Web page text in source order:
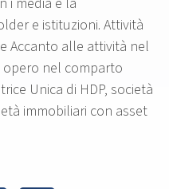
e istituzioni. Attività
Accanto alle attività nel
nel comparto
Unica di HDP, società
immobiliari con asset